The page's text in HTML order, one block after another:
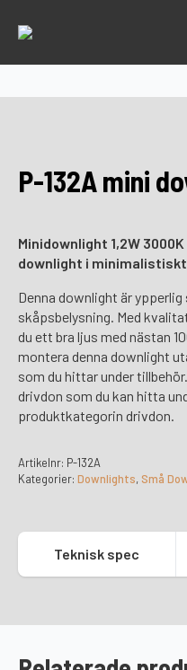
P-132A mini
Minidownlight 1,2W
downlight i
Denna downlight är
skåpsbelysning. Med
du ett bra ljus med nästan
montera denna downlight
som du hittar under
drivdon som du kan hitta
produktkategorin drivdon.
Artikelnr: P-132A
Kategorier: Downlights,Små
Teknisk spec